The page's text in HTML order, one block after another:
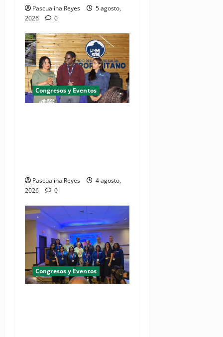
Pascualina Reyes
5 agosto,
2026
0
Congresos y Eventos
Pascualina Reyes
4 agosto,
2026
0
Congresos y Eventos